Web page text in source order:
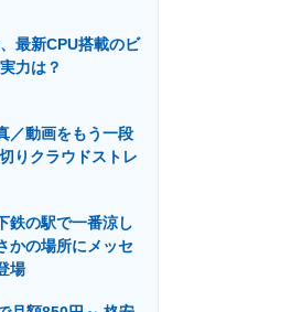
ノロジーの最前線
最新CPU搭載のビ
力は？
／動画をもう一段
りクラウドストレ
鉄の駅で一番涼し
かの場所にメッセ
場